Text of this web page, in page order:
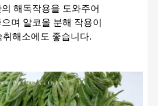
해독작용을 도와주어
며 알코올 분해 작용이
취해소에도 좋습니다.